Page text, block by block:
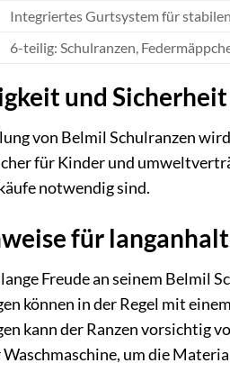
Integriertes Gurtsystem für
6-teilig: Schulranzen,
und Sicherheit
von Belmil Schulranzen
für Kinder und
notwendig sind.
für
Freude an seinem Belmil
können in der Regel mit
kann der Ranzen vorsichtig
um die